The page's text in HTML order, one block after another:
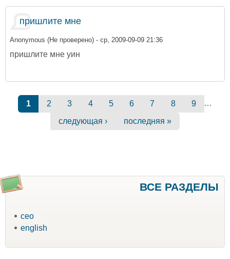
пришлите мне
Anonymous (Не проверено) - ср, 2009-09-09 21:36
пришлите мне уин
Страницы
1 2 3 4 5 6 7 8 9 …
следующая › последняя »
ВСЕ РАЗДЕЛЫ
ceo
english